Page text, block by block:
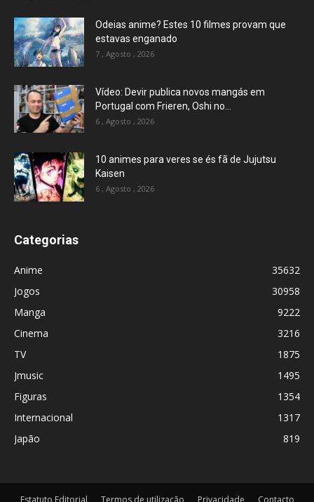
Odeias anime? Estes 10 filmes provam que
estavas enganado
7 , Agosto , 2026
Vídeo: Devir publica novos mangás em
Portugal com Frieren, Oshi no...
6 , Agosto , 2026
10 animes para veres se és fã de Jujutsu
Kaisen
6 , Agosto , 2026
Categorias
Anime
35632
Jogos
30958
Manga
9222
Cinema
3216
TV
1875
Jmusic
1495
Figuras
1354
Internacional
1317
Japão
819
Estatuto Editorial Termos de utilização Privacidade Contacto